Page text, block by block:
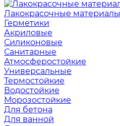
Лакокрасочные материалы
Герметики
Акриловые
Силиконовые
Санитарные
Атмосферостойкие
Универсальные
Термостойкие
Водостойкие
Морозостойкие
Для бетона
Для ванной